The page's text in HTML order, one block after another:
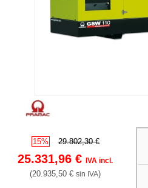
15% 29.802,30 €
25.331,96 €IVA incl.
(20.935,50 €sin IVA)